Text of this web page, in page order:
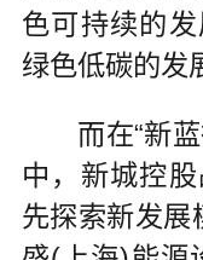
色可持续的
绿色低碳的发
而在“新蓝
中，新城控
先探索新发展